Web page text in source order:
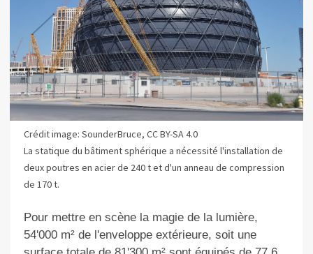
Crédit image: SounderBruce, CC BY-SA 4.0
La statique du bâtiment sphérique a nécessité l'installation de
deux poutres en acier de 240 t et d'un anneau de compression
de 170 t.
Pour mettre en scène la magie de la lumière,
54'000 m² de l'enveloppe extérieure, soit une